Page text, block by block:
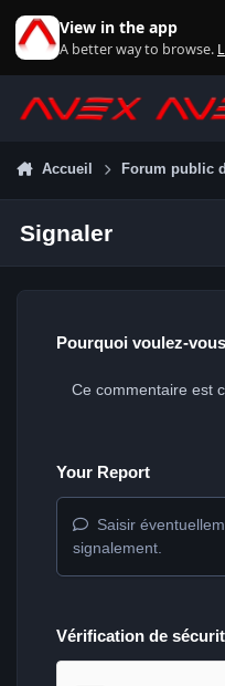
View in the app
A better way to browse.
Accueil Forum public
Signaler
Pourquoi voulez-
Your Report
Saisir
signalement.
Vérification de